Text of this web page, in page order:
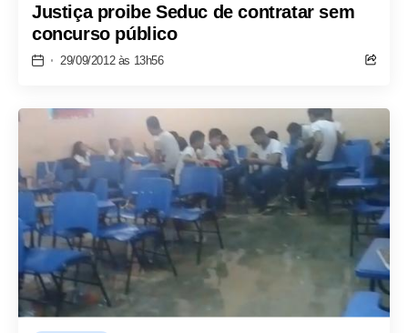
Justiça proibe Seduc de contratar sem
concurso público
29/09/2012 às 13h56